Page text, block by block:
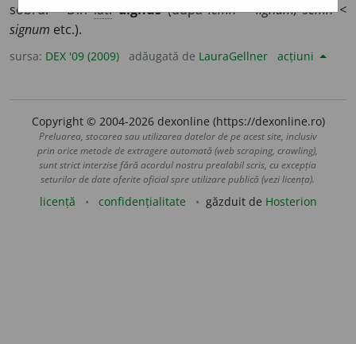
sobru. – Dinlat. dignus(dupălemn < lignum, semn <
signum etc.).
sursa: DEX '09 (2009) adăugată de LauraGellner acțiuni
Copyright © 2004-2026 dexonline (https://dexonline.ro)
Preluarea, stocarea sau utilizarea datelor de pe acest site, inclusiv
prin orice metode de extragere automată (web scraping, crawling),
sunt strict interzise fără acordul nostru prealabil scris, cu excepția
seturilor de date oferite oficial spre utilizare publică (vezi licența).
licență confidențialitate găzduit de Hosterion